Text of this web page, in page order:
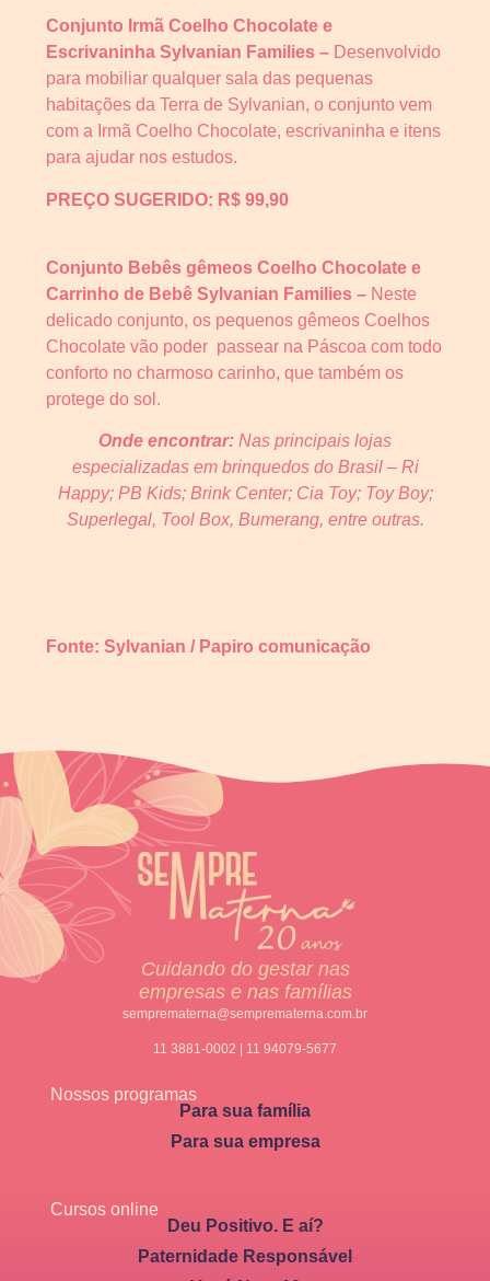
Conjunto Irmã Coelho Chocolate e
Escrivaninha Sylvanian Families – Desenvolvido
para mobiliar qualquer sala das pequenas
habitações da Terra de Sylvanian, o conjunto vem
com a Irmã Coelho Chocolate, escrivaninha e itens
para ajudar nos estudos.
PREÇO SUGERIDO: R$ 99,90
Conjunto Bebês gêmeos Coelho Chocolate e
Carrinho de Bebê Sylvanian Families – Neste
delicado conjunto, os pequenos gêmeos Coelhos
Chocolate vão poder passear na Páscoa com todo
conforto no charmoso carinho, que também os
protege do sol.
Onde encontrar: Nas principais lojas
especializadas em brinquedos do Brasil – Ri
Happy; PB Kids; Brink Center; Cia Toy; Toy Boy;
Superlegal, Tool Box, Bumerang, entre outras.
Fonte: Sylvanian / Papiro comunicação
Cuidando do gestar nas
empresas e nas famílias
semprematerna@semprematerna.com.br
11 3881-0002 | 11 94079-5677
Nossos programas
Para sua família
Para sua empresa
Cursos online
Deu Positivo. E aí?
Paternidade Responsável